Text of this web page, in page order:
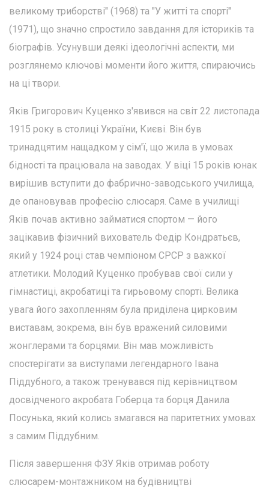
великому триборстві" (1968) та "У житті та спорті"
(1971), що значно спростило завдання для істориків та
біографів. Усунувши деякі ідеологічні аспекти, ми
розглянемо ключові моменти його життя, спираючись
на ці твори.
Яків Григорович Куценко з'явився на світ 22 листопада
1915 року в столиці України, Києві. Він був
тринадцятим нащадком у сім'ї, що жила в умовах
бідності та працювала на заводах. У віці 15 років юнак
вирішив вступити до фабрично-заводського училища,
де опановував професію слюсаря. Саме в училищі
Яків почав активно займатися спортом — його
зацікавив фізичний вихователь Федір Кондратьєв,
який у 1924 році став чемпіоном СРСР з важкої
атлетики. Молодий Куценко пробував свої сили у
гімнастиці, акробатиці та гирьовому спорті. Велика
увага його захопленням була приділена цирковим
виставам, зокрема, він був вражений силовими
жонглерами та борцями. Він мав можливість
спостерігати за виступами легендарного Івана
Піддубного, а також тренувався під керівництвом
досвідченого акробата Гоберца та борця Данила
Посунька, який колись змагався на паритетних умовах
з самим Піддубним.
Після завершення ФЗУ Яків отримав роботу
слюсарем-монтажником на будівництві